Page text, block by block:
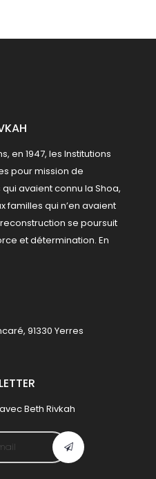
en 1947, les Institutions
pour mission de
avaient connu la Shoa,
familles qui n’en avaient
se poursuit
et détermination. En
91330 Yerres
Beth Rivkah